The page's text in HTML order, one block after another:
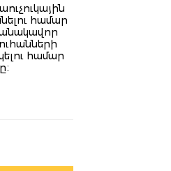
համար
համար